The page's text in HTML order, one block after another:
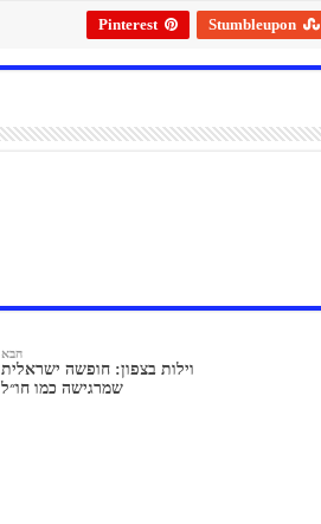
Stumbleupon
Pinterest
הבא
וילות בצפון: חופשה ישראלית
שמרגישה כמו חו״ל